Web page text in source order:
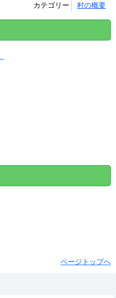
カテゴリー 村の概要
ページトップへ